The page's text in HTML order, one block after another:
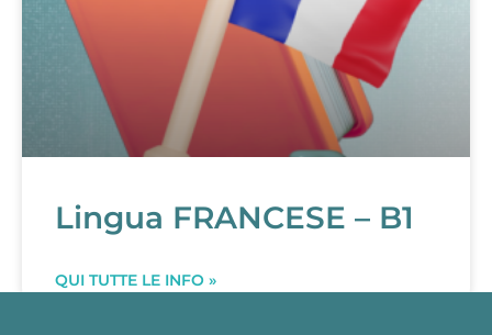
Lingua FRANCESE – B1
QUI TUTTE LE INFO »